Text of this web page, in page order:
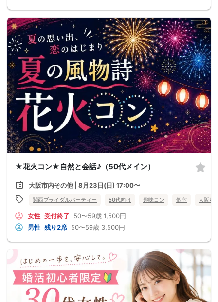
★花火コン★自然と会話♪（50代メイン）
大阪市内その他 | 8月23日(日) 17:00〜
関西ブライダルパーティー 50代向け 趣味コン 個室 大阪府
女性 受付終了 50〜59歳 1,500円
男性 残り2席 50〜59歳 3,500円